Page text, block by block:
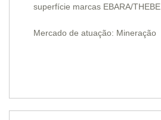
superfície marcas EBARA/THEBE.
Mercado de atuação: Mineração